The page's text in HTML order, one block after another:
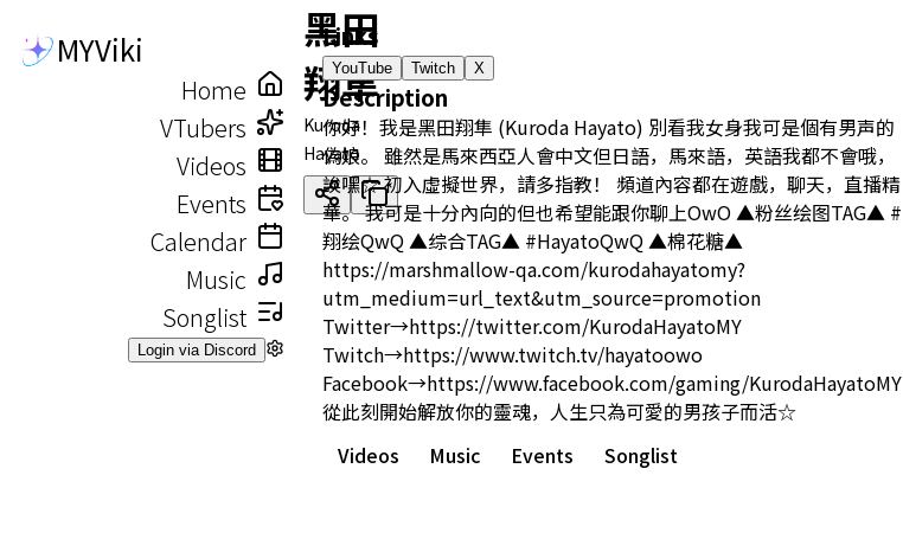
MYViki
Home
VTubers
Videos
Events
Calendar
Music
Songlist
Login via Discord
黑田
翔隼
Kuroda
Hayato
Links
YouTube Twitch X
Description
你好！我是黑田翔隼 (Kuroda Hayato) 別看我女身我可是個有男声的
偽娘。 雖然是馬來西亞人會中文但日語，馬來語，英語我都不會哦，
誒嘿☆ 初入虛擬世界，請多指教！ 頻道內容都在遊戲，聊天，直播精
華。 我可是十分內向的但也希望能跟你聊上OwO ▲粉丝绘图TAG▲ #
翔绘QwQ ▲综合TAG▲ #HayatoQwQ ▲棉花糖▲
https://marshmallow-qa.com/kurodahayatomy?
utm_medium=url_text&utm_source=promotion
Twitter→https://twitter.com/KurodaHayatoMY
Twitch→https://www.twitch.tv/hayatoowo
Facebook→https://www.facebook.com/gaming/KurodaHayatoMY
從此刻開始解放你的靈魂，人生只為可愛的男孩子而活☆
Videos
Music Events Songlist